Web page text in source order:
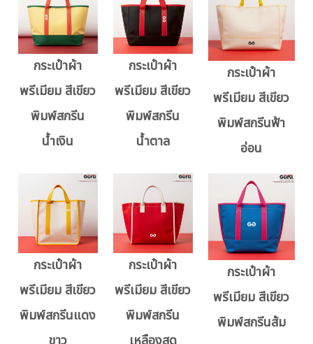
กระเป๋าผ้า
พรีเมียม สีเขียว
พิมพ์สกรีน
น้ำเงิน
กระเป๋าผ้า
พรีเมียม สีเขียว
พิมพ์สกรีน
น้ำตาล
กระเป๋าผ้า
พรีเมียม สีเขียว
พิมพ์สกรีนฟ้า
อ่อน
กระเป๋าผ้า
พรีเมียม สีเขียว
พิมพ์สกรีนแดง
กระเป๋าผ้า
พรีเมียม สีเขียว
พิมพ์สกรีน
กระเป๋าผ้า
พรีเมียม สีเขียว
พิมพ์สกรีนส้ม